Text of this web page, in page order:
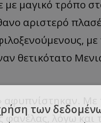
μαγικό τρόπο
αριστερό
θετικότατο
αφυπνίστηκαν.
λόγω και
των